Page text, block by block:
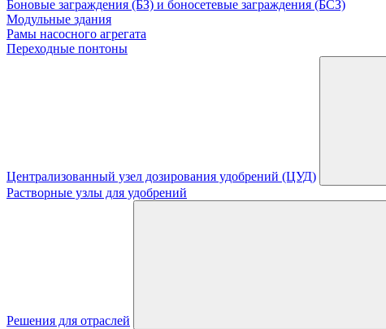
Боновые заграждения (БЗ) и боносетевые заграждения (БСЗ)
Модульные здания
Рамы насосного агрегата
Переходные понтоны
Централизованный узел дозирования удобрений (ЦУД)
Растворные узлы для удобрений
Решения для отраслей